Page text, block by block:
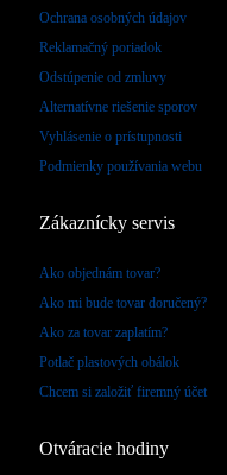
Ochrana osobných údajov
Reklamačný poriadok
Odstúpenie od zmluvy
Alternatívne riešenie sporov
Vyhlásenie o prístupnosti
Podmienky používania webu
Zákaznícky servis
Ako objednám tovar?
Ako mi bude tovar doručený?
Ako za tovar zaplatím?
Potlač plastových obálok
Chcem si založiť firemný účet
Otváracie hodiny